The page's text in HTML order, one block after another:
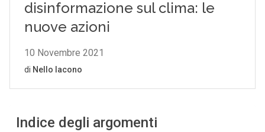
Indice degli argomenti